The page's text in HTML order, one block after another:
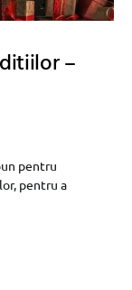
–
pentru
pentru a